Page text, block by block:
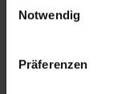
Notwendig
Präferenzen